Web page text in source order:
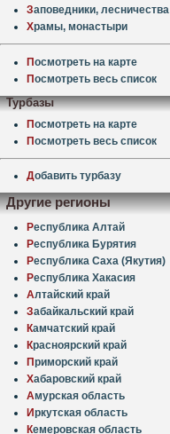
Заповедники, лесничества
Храмы, монастыри
Посмотреть на карте
Посмотреть весь список
Турбазы
Посмотреть на карте
Посмотреть весь список
Добавить турбазу
Другие регионы
Республика Алтай
Республика Бурятия
Республика Саха (Якутия)
Республика Хакасия
Алтайский край
Забайкальский край
Камчатский край
Красноярский край
Приморский край
Хабаровский край
Амурская область
Иркутская область
Кемеровская область